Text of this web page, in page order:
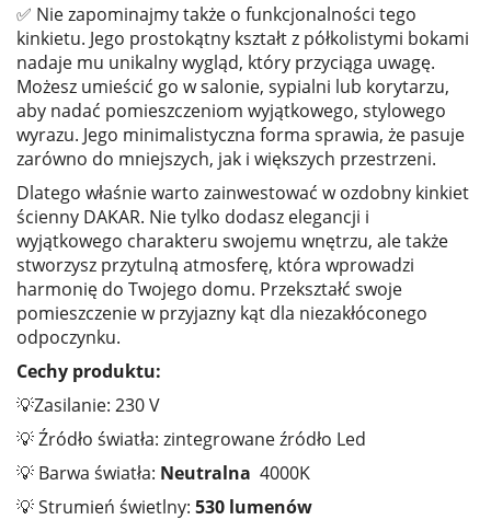
✅ Nie zapominajmy także o funkcjonalności tego
kinkietu. Jego prostokątny kształt z półkolistymi bokami
nadaje mu unikalny wygląd, który przyciąga uwagę.
Możesz umieścić go w salonie, sypialni lub korytarzu,
aby nadać pomieszczeniom wyjątkowego, stylowego
wyrazu. Jego minimalistyczna forma sprawia, że pasuje
zarówno do mniejszych, jak i większych przestrzeni.
Dlatego właśnie warto zainwestować w ozdobny kinkiet
ścienny DAKAR. Nie tylko dodasz elegancji i
wyjątkowego charakteru swojemu wnętrzu, ale także
stworzysz przytulną atmosferę, która wprowadzi
harmonię do Twojego domu. Przekształć swoje
pomieszczenie w przyjazny kąt dla niezakłóconego
odpoczynku.
Cechy produktu:
💡Zasilanie: 230 V
💡 Źródło światła: zintegrowane źródło Led
💡 Barwa światła: Neutralna 4000K
💡 Strumień świetlny: 530 lumenów